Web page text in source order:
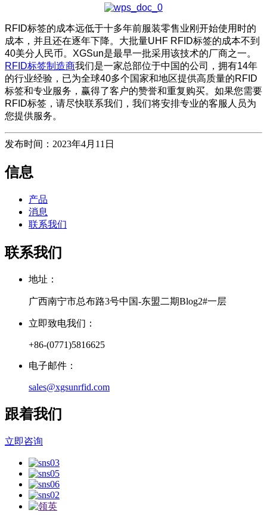
RFID标签的成本远低于十多年前服装零售业刚开始使用时的
成本，并且还在逐年下降。大批量UHF RFID标签的成本不到
40美分人民币。XGSun是最早一批采用该技术的厂商之一。
RFID标签制造商我们是一家总部位于中国的公司，拥有14年
的行业经验，已为全球40多个国家和地区提供高质量的RFID
标签和专业服务，赢得了客户的赞誉和重复购买。如果您需要
RFID标签，请尽快联系我们，我们将安排专业的客服人员为
您提供服务。
发布时间：2023年4月11日
信息
产品
消息
联系我们
联系我们
地址：
广西南宁市总布路3号中国-东盟二期Blog2#一层
立即致电我们：
+86-(0771)5816625
电子邮件：
sales@xgsunrfid.com
跟着我们
立即咨询